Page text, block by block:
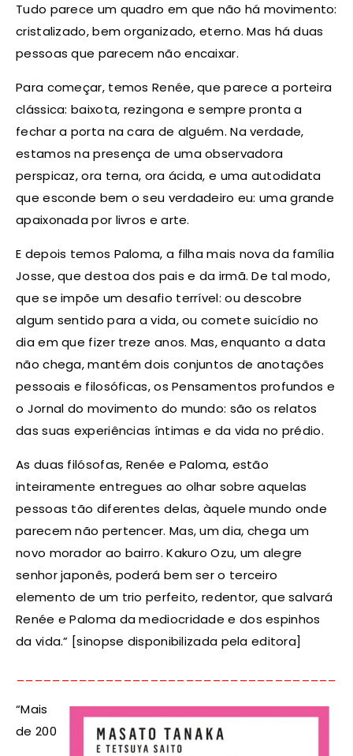
Tudo parece um quadro em que não há movimento:
cristalizado, bem organizado, eterno. Mas há duas
pessoas que parecem não encaixar.
Para começar, temos Renée, que parece a porteira
clássica: baixota, rezingona e sempre pronta a
fechar a porta na cara de alguém. Na verdade,
estamos na presença de uma observadora
perspicaz, ora terna, ora ácida, e uma autodidata
que esconde bem o seu verdadeiro eu: uma grande
apaixonada por livros e arte.
E depois temos Paloma, a filha mais nova da família
Josse, que destoa dos pais e da irmã. De tal modo,
que se impõe um desafio terrível: ou descobre
algum sentido para a vida, ou comete suicídio no
dia em que fizer treze anos. Mas, enquanto a data
não chega, mantém dois conjuntos de anotações
pessoais e filosóficas, os Pensamentos profundos e
o Jornal do movimento do mundo: são os relatos
das suas experiências íntimas e da vida no prédio.
As duas filósofas, Renée e Paloma, estão
inteiramente entregues ao olhar sobre aquelas
pessoas tão diferentes delas, àquele mundo onde
parecem não pertencer. Mas, um dia, chega um
novo morador ao bairro. Kakuro Ozu, um alegre
senhor japonês, poderá bem ser o terceiro
elemento de um trio perfeito, redentor, que salvará
Renée e Paloma da mediocridade e dos espinhos
da vida.” [sinopse disponibilizada pela editora]
“Mais
de 200